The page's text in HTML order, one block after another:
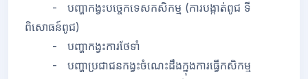
- បញ្ហាកង្វះបច្ចេកទេសកសិកម្ម (ការបង្កាត់ពូជ ទី
ពិសោធន៍ពូជ)
- បញ្ហាកង្វះការថែទាំ
- បញ្ហាប្រជាជនកង្វះចំណេះដឹងក្នុងការធ្វើកសិកម្ម